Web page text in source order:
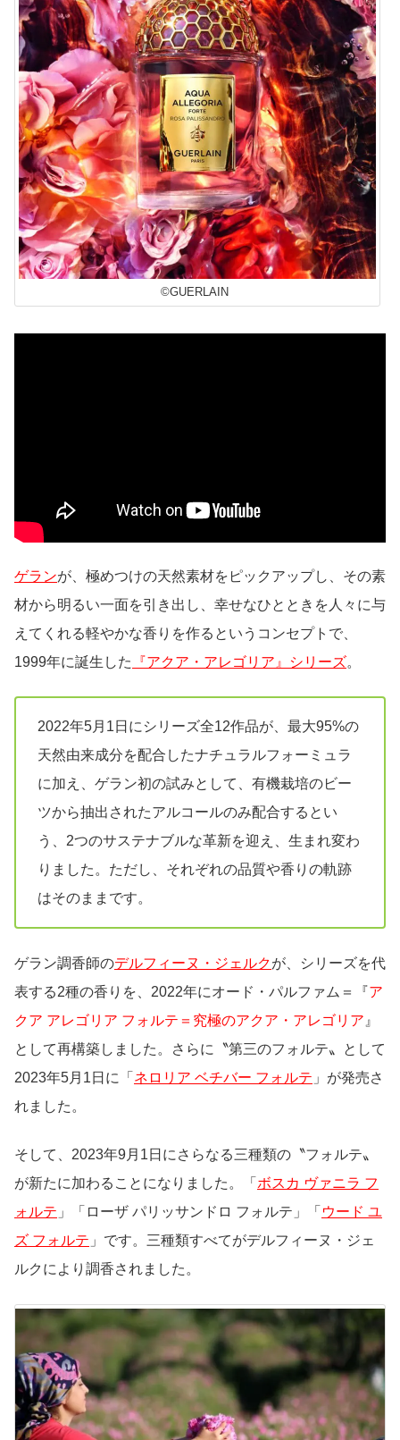
©GUERLAIN
ゲランが、極めつけの天然素材をピックアップし、その素
材から明るい一面を引き出し、幸せなひとときを人々に与
えてくれる軽やかな香りを作るというコンセプトで、
1999年に誕生した
『アクア・アレゴリア』シリーズ。
2022年5月1日にシリーズ全12作品が、最大95%の
天然由来成分を配合したナチュラルフォーミュラ
に加え、ゲラン初の試みとして、有機栽培のビー
ツから抽出されたアルコールのみ配合するとい
う、2つのサステナブルな革新を迎え、生まれ変わ
りました。ただし、それぞれの品質や香りの軌跡
はそのままです。
ゲラン調香師のデルフィーヌ・ジェルクが、シリーズを代
表する2種の香りを、2022年にオード・パルファム＝『ア
クア アレゴリア フォルテ＝究極のアクア・アレゴリア 』
として再構築しました。さらに〝第三のフォルテ〟として
2023年5月1日に「 ネロリア ベチバー フォルテ 」が発売さ
れました。
そして、2023年9月1日にさらなる三種類の〝フォルテ〟
が新たに加わることになりました。「 ボスカ ヴァニラ フ
ォルテ 」「ローザ パリッサンドロ フォルテ」「 ウード ユ
ズ フォルテ 」です。三種類すべてがデルフィーヌ・ジェ
ルクにより調香されました。